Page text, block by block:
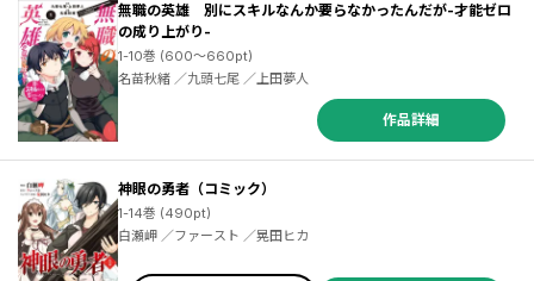
無職の英雄 別にスキルなんか要らなかったんだが-才能ゼロ
の成り上がり-
1-10巻 (600～660pt)
名苗秋緒 ／九頭七尾 ／上田夢人
作品詳細
神眼の勇者（コミック）
1-14巻 (490pt)
白瀬岬 ／ファースト ／晃田ヒカ